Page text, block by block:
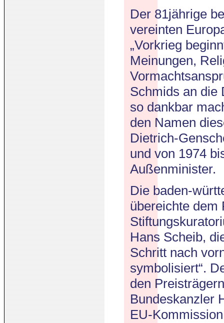
Der 81jährige
vereinten
„Vorkrieg
Meinungen,
Schmids an die
so dankbar
den Namen
Dietrich-
und von 1974
Außenminister.
Die baden-
übereichte dem
Hans Scheib,
Schritt nach
symbolisiert“.
den
Bundeskanzler
EU-